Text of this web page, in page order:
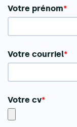
Votre prénom
Votre courriel
Votre cv